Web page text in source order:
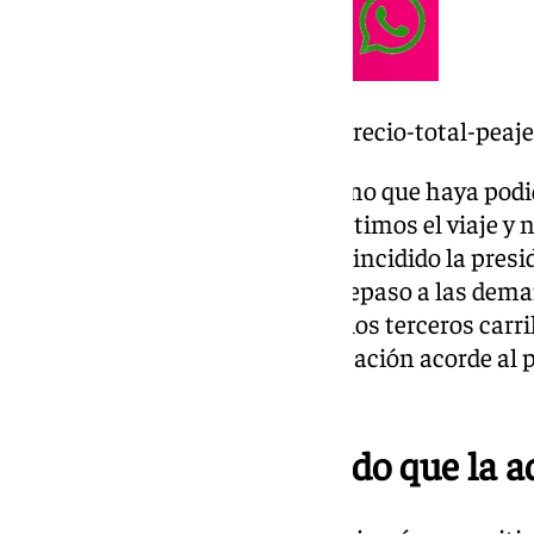
https://www.101tv.es/cual-es-precio-total-
«Es una vergüenza que lo máximo que haya
es una bonificación de ocho céntimos el viaje
puesto en funcionamiento», ha incidido la
malagueños, que ha hecho un repaso a las
provincia como el tren litoral o los terceros
supuesta, la falta de una bonificación acorde al
Más beneficio el Estado que la